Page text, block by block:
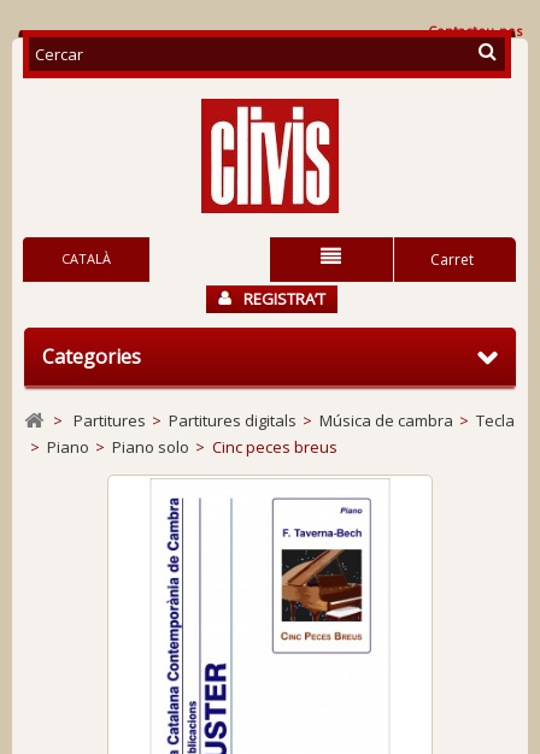
Contacteu-nos
Carret
CATALÀ
REGISTRA’T
Categories
> Partitures > Partitures digitals > Música de cambra > Tecla
> Piano > Piano solo > Cinc peces breus